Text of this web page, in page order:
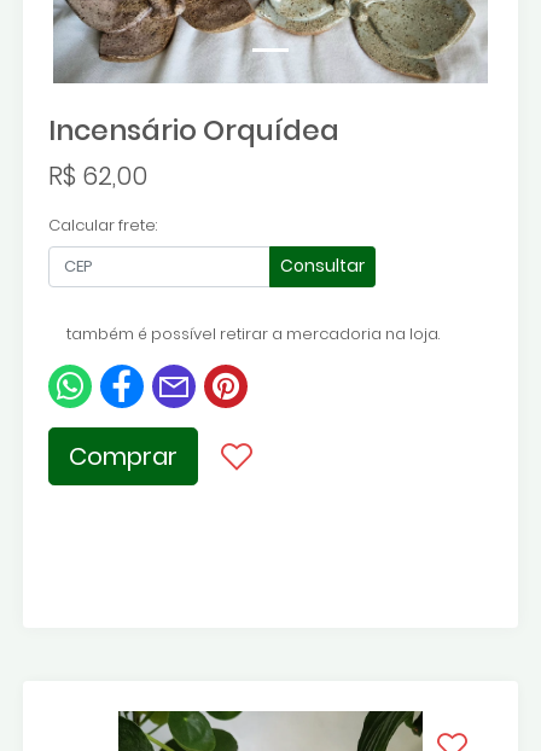
Incensário Orquídea
R$ 62,00
Calcular frete:
Consultar
também é possível retirar a mercadoria na loja.
Comprar